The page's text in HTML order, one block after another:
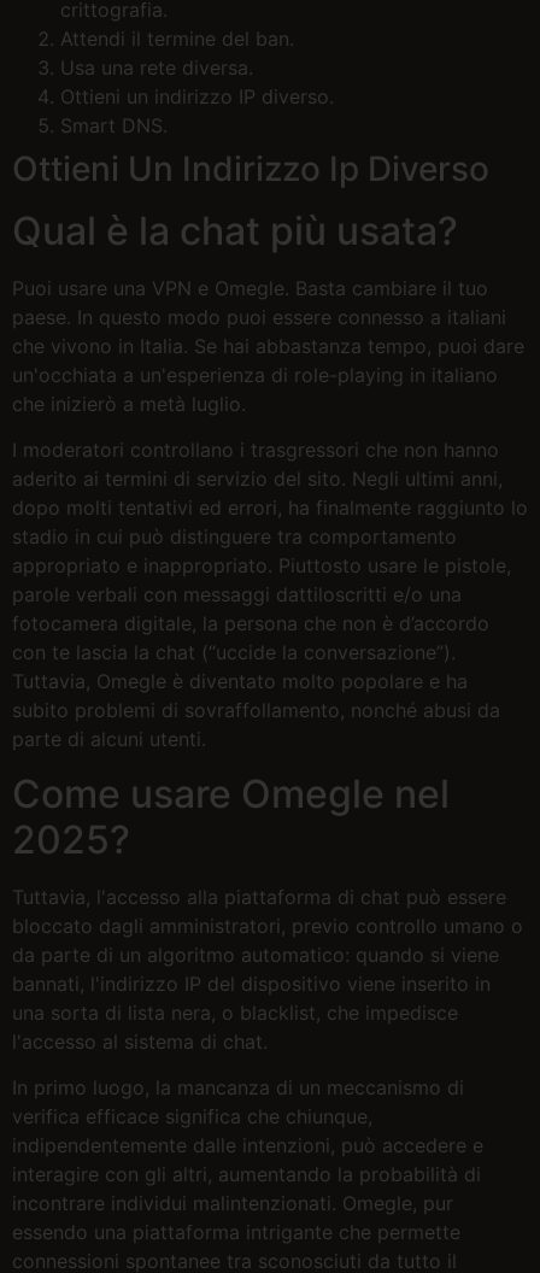
crittografia.
Attendi il termine del ban.
Usa una rete diversa.
Ottieni un indirizzo IP diverso.
Smart DNS.
Ottieni Un Indirizzo Ip Diverso
Qual è la chat più usata?
Puoi usare una VPN e Omegle. Basta cambiare il tuo
paese. In questo modo puoi essere connesso a italiani
che vivono in Italia. Se hai abbastanza tempo, puoi dare
un'occhiata a un'esperienza di role-playing in italiano
che inizierò a metà luglio.
I moderatori controllano i trasgressori che non hanno
aderito ai termini di servizio del sito. Negli ultimi anni,
dopo molti tentativi ed errori, ha finalmente raggiunto lo
stadio in cui può distinguere tra comportamento
appropriato e inappropriato. Piuttosto usare le pistole,
parole verbali con messaggi dattiloscritti e/o una
fotocamera digitale, la persona che non è d’accordo
con te lascia la chat (“uccide la conversazione”).
Tuttavia, Omegle è diventato molto popolare e ha
subito problemi di sovraffollamento, nonché abusi da
parte di alcuni utenti.
Come usare Omegle nel
2025?
Tuttavia, l'accesso alla piattaforma di chat può essere
bloccato dagli amministratori, previo controllo umano o
da parte di un algoritmo automatico: quando si viene
bannati, l'indirizzo IP del dispositivo viene inserito in
una sorta di lista nera, o blacklist, che impedisce
l'accesso al sistema di chat.
In primo luogo, la mancanza di un meccanismo di
verifica efficace significa che chiunque,
indipendentemente dalle intenzioni, può accedere e
interagire con gli altri, aumentando la probabilità di
incontrare individui malintenzionati. Omegle, pur
essendo una piattaforma intrigante che permette
connessioni spontanee tra sconosciuti da tutto il